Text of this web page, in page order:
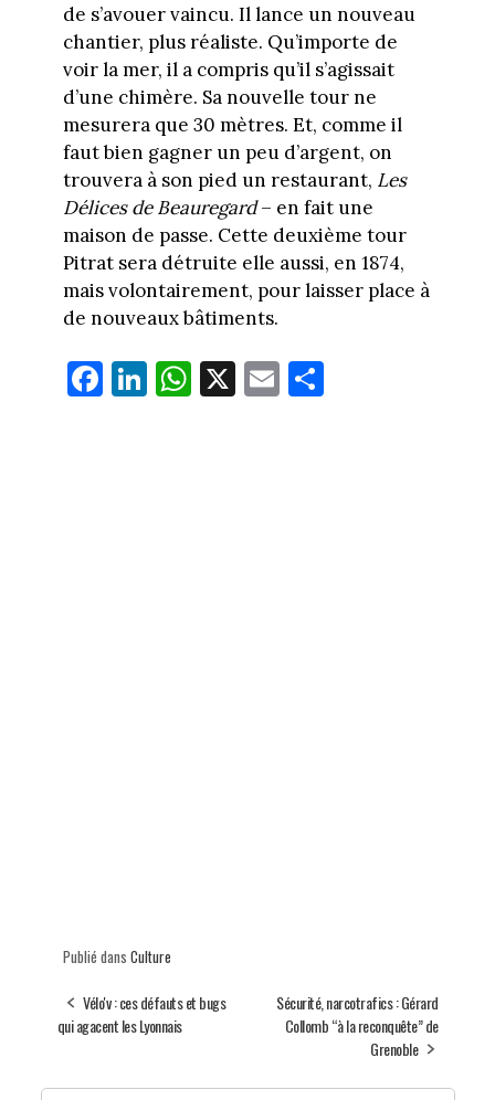
de s’avouer vaincu. Il lance un nouveau
chantier, plus réaliste. Qu’importe de
voir la mer, il a compris qu’il s’agissait
d’une chimère. Sa nouvelle tour ne
mesurera que 30 mètres. Et, comme il
faut bien gagner un peu d’argent, on
trouvera à son pied un restaurant, Les
Délices de Beauregard– en fait une
maison de passe. Cette deuxième tour
Pitrat sera détruite elle aussi, en 1874,
mais volontairement, pour laisser place à
de nouveaux bâtiments.
Fa
ce
Li
nk
W
ha
X E
m
Pa
Publié dans Culture
Vélo'v : ces défauts et bugs
qui agacent les Lyonnais
Sécurité, narcotrafics : Gérard
Collomb “à la reconquête” de
Grenoble